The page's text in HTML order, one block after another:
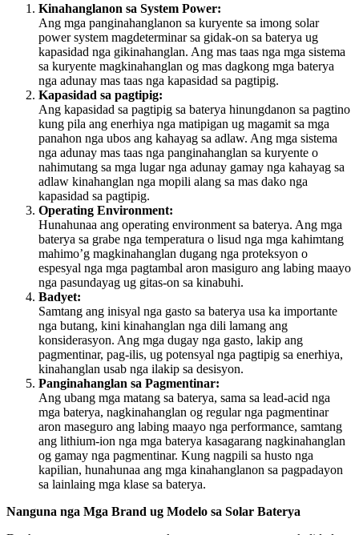
Kinahanglanon sa System Power:
Ang mga panginahanglanon sa kuryente sa imong solar
power system magdeterminar sa gidak-on sa baterya ug
kapasidad nga gikinahanglan. Ang mas taas nga mga sistema
sa kuryente magkinahanglan og mas dagkong mga baterya
nga adunay mas taas nga kapasidad sa pagtipig.
Kapasidad sa pagtipig:
Ang kapasidad sa pagtipig sa baterya hinungdanon sa pagtino
kung pila ang enerhiya nga matipigan ug magamit sa mga
panahon nga ubos ang kahayag sa adlaw. Ang mga sistema
nga adunay mas taas nga panginahanglan sa kuryente o
nahimutang sa mga lugar nga adunay gamay nga kahayag sa
adlaw kinahanglan nga mopili alang sa mas dako nga
kapasidad sa pagtipig.
Operating Environment:
Hunahunaa ang operating environment sa baterya. Ang mga
baterya sa grabe nga temperatura o lisud nga mga kahimtang
mahimo’g magkinahanglan dugang nga proteksyon o
espesyal nga mga pagtambal aron masiguro ang labing maayo
nga pasundayag ug gitas-on sa kinabuhi.
Badyet:
Samtang ang inisyal nga gasto sa baterya usa ka importante
nga butang, kini kinahanglan nga dili lamang ang
konsiderasyon. Ang mga dugay nga gasto, lakip ang
pagmentinar, pag-ilis, ug potensyal nga pagtipig sa enerhiya,
kinahanglan usab nga ilakip sa desisyon.
Panginahanglan sa Pagmentinar:
Ang ubang mga matang sa baterya, sama sa lead-acid nga
mga baterya, nagkinahanglan og regular nga pagmentinar
aron maseguro ang labing maayo nga performance, samtang
ang lithium-ion nga mga baterya kasagarang nagkinahanglan
og gamay nga pagmentinar. Kung nagpili sa husto nga
kapilian, hunahunaa ang mga kinahanglanon sa pagpadayon
sa lainlaing mga klase sa baterya.
Nanguna nga Mga Brand ug Modelo sa Solar Baterya